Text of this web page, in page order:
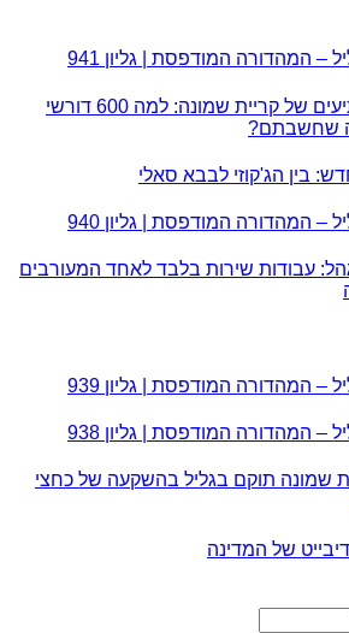
– המהדורה המודפסת | גליון 941
המספרים המפתיעים של קריית שמונה: למה 600 דורשי
שחשבתם?
בין הג'קוזי לבבא סאלי
– המהדורה המודפסת | גליון 940
עבודות שירות בלבד לאחד המעורבים
– המהדורה המודפסת | גליון 939
– המהדורה המודפסת | גליון 938
שמונה תוקם בגליל בהשקעה של כחצי
של המדינה